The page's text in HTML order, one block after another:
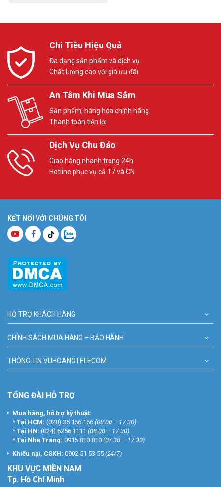
Chi Tiêu Hiệu Quả
Đa dạng sản phẩm và dịch vụ
Chất lượng cao với giá ưu đãi
An Tâm Khi Mua Sắm
Sản phẩm, hàng hóa chính hãng
Thanh toán tiện lợi
Dịch Vụ Chu Đáo
Giao hàng nhanh trong 24h
Hotline phục vụ cả T7 và CN
KẾT NỐI VỚI CHÚNG TÔI
HỖ TRỢ KHÁCH HÀNG
CHÍNH SÁCH MUA HÀNG – BẢO HÀNH
THÔNG TIN VUHOANGTELECOM
TỔNG ĐÀI HỖ TRỢ
Mua hàng, hỗ trợ kỹ thuật:
* Tại HCM: (028) 35 166 166 (08:00 – 17:30)
* Tại HN: (024) 6256 1111 (08:00 – 17:30)
* Tại Nha Trang: 0915 810 810 (07:30 – 17:30)
Khiếu nại, CSKH: 0902 51 53 55 (24/7)
KHU VỰC MIỀN NAM
Tp. Hồ Chí Minh